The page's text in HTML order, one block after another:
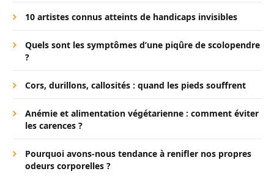
10 artistes connus atteints de handicaps invisibles
Quels sont les symptômes d’une piqûre de scolopendre
?
Cors, durillons, callosités : quand les pieds souffrent
Anémie et alimentation végétarienne : comment éviter
les carences ?
Pourquoi avons-nous tendance à renifler nos propres
odeurs corporelles ?